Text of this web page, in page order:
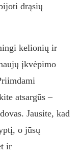
drąsių
kelionių ir
įkvėpimo
atsargūs –
Jausite, kad
o jūsų
ir